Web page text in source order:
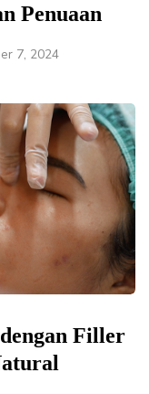
Penuaan
7, 2024
Filler